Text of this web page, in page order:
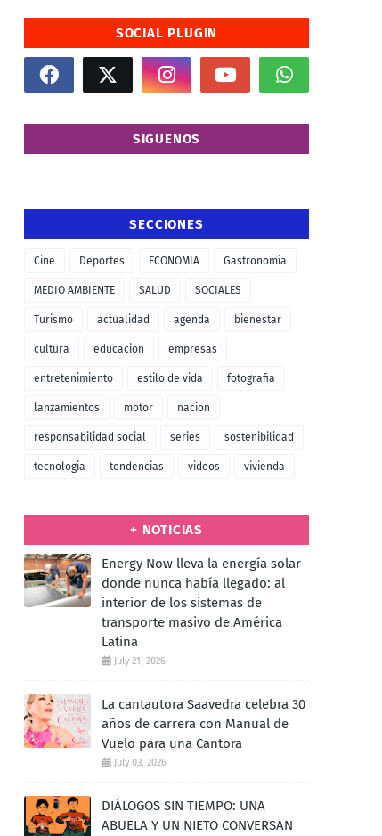
SOCIAL PLUGIN
SIGUENOS
SECCIONES
Cine Deportes ECONOMIA Gastronomia
MEDIO AMBIENTE SALUD SOCIALES
Turismo actualidad agenda bienestar
cultura educacion empresas
entretenimiento estilo de vida fotografia
lanzamientos motor nacion
responsabilidad social series sostenibilidad
tecnologia tendencias videos vivienda
+ NOTICIAS
Energy Now lleva la energía solar
donde nunca había llegado: al
interior de los sistemas de
transporte masivo de América
Latina
July 21, 2026
La cantautora Saavedra celebra 30
años de carrera con Manual de
Vuelo para una Cantora
July 03, 2026
DIÁLOGOS SIN TIEMPO: UNA
ABUELA Y UN NIETO CONVERSAN